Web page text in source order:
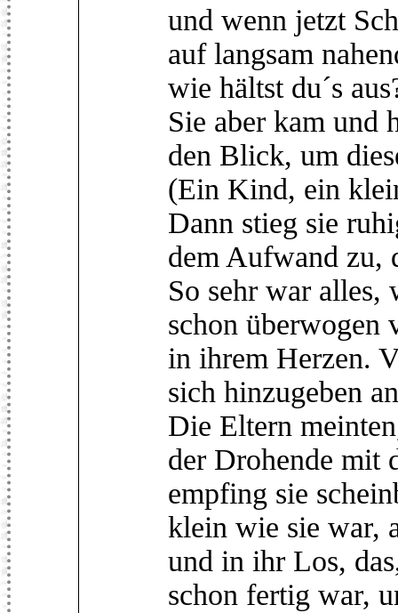
und wenn jetzt
auf langsam
wie hältst du´s
Sie aber kam und
den Blick, um
(Ein Kind, ein
Dann stieg sie
dem Aufwand zu,
So sehr war alles,
schon überwogen
in ihrem Herzen.
sich hinzugeben
Die Eltern
der Drohende mit
empfing sie
klein wie sie war,
und in ihr Los,
schon fertig war,